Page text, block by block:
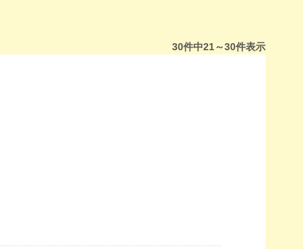
30件中21～30件表示